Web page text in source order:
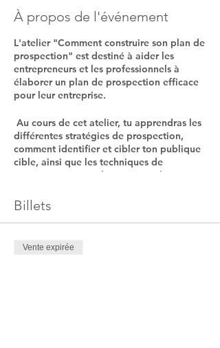
À propos de l'événement
L'atelier "Comment construire son plan de
prospection" est destiné à aider les
entrepreneurs et les professionnels à
élaborer un plan de prospection efficace
pour leur entreprise.
Au cours de cet atelier, tu apprendras les
différentes stratégies de prospection,
comment identifier et cibler ton publique
cible, ainsi que les techniques de
communication et de vente à utiliser pour
prospection et comment l'adapter en
fonction des résultats.
Billets
Vente expirée